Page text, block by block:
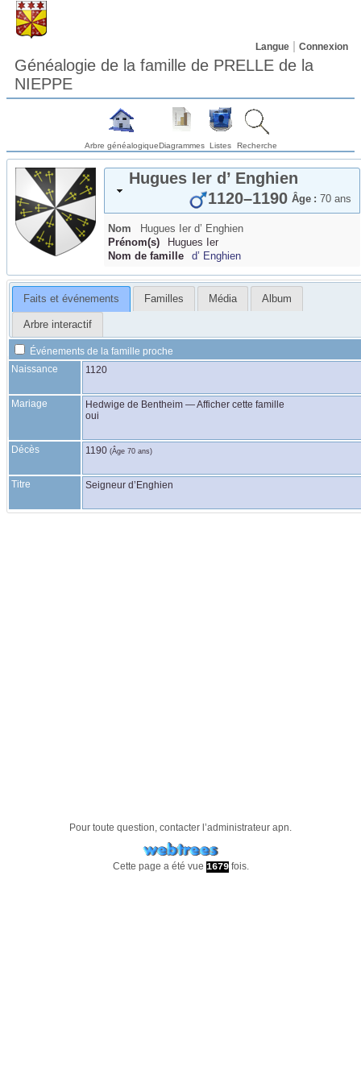
Langue Connexion
Généalogie de la famille de PRELLE de la
NIEPPE
Arbre généalogiqueDiagrammes Listes Recherche
Hugues Ier d’ Enghien
Âge : 70 ans
1120–1190
Nom Hugues Ier d’ Enghien
Prénom(s)
Hugues Ier
Nom de famille
d’ Enghien
Faits et événements Familles Média Album
Arbre interactif
Événements de la famille proche
Naissance
1120
Mariage Hedwige de Bentheim —Afficher cette famille
oui
Décès 1190 (Âge 70 ans)
Titre Seigneur d’Enghien
Pour toute question, contacter l’administrateur apn.
Cette page a été vue 1679fois.